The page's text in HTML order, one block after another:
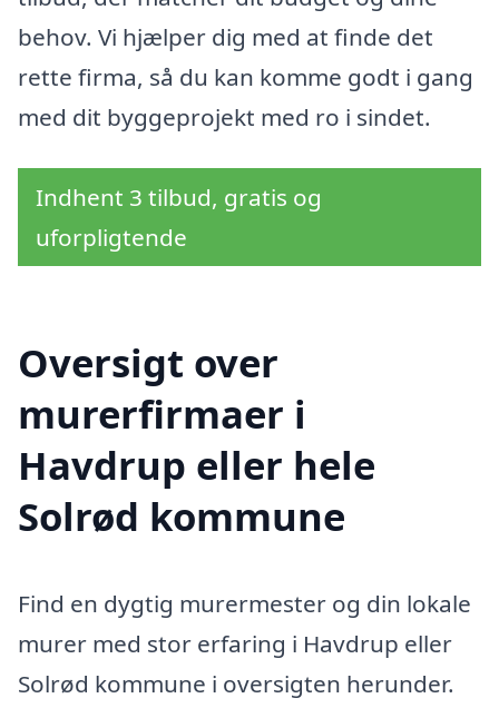
behov. Vi hjælper dig med at finde det
rette firma, så du kan komme godt i gang
med dit byggeprojekt med ro i sindet.
Indhent 3 tilbud, gratis og
uforpligtende
Oversigt over
murerfirmaer i
Havdrup eller hele
Solrød kommune
Find en dygtig murermester og din lokale
murer med stor erfaring i Havdrup eller
Solrød kommune i oversigten herunder.